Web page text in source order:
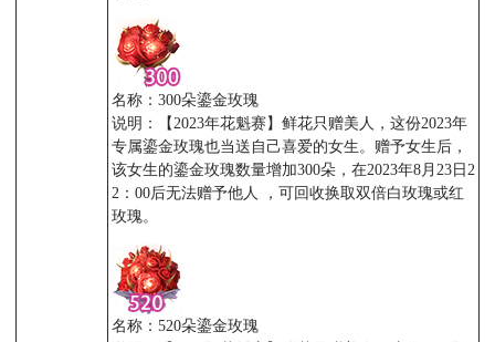
名称：300朵鎏金玫瑰
说明：【2023年花魁赛】鲜花只赠美人，这份2023年
专属鎏金玫瑰也当送自己喜爱的女生。赠予女生后，
该女生的鎏金玫瑰数量增加300朵，在2023年8月23日2
2：00后无法赠予他人 ，可回收换取双倍白玫瑰或红
玫瑰。
名称：520朵鎏金玫瑰